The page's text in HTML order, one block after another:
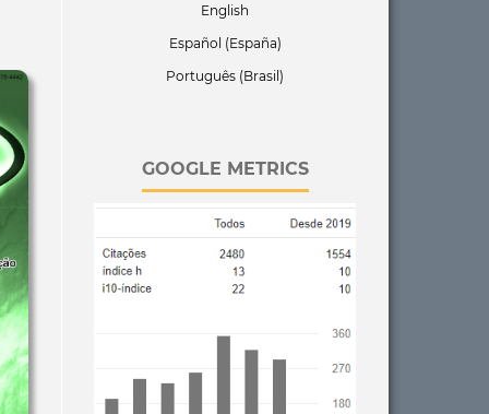
English
Español (España)
Português (Brasil)
GOOGLE METRICS